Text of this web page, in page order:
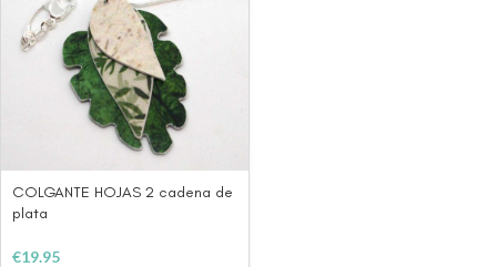
COLGANTE HOJAS 2 cadena de
plata
€19.95